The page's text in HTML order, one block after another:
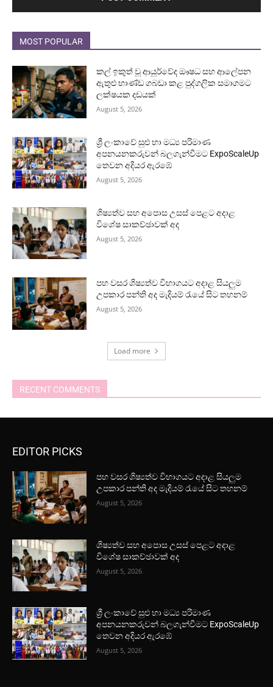
MOST POPULAR
කල් ඉකුත් වූ ආයුර්වේද ඖෂධ සහ ආලේපන
ඇතුළු භාණ්ඩ ගබඩා කළ පුද්ගලික සමාගමට
ලක්ෂයක දඩයක්
August 5, 2026
ශ්‍රී ලංකාවේ සුළු හා මධ්‍ය පරිමාණ
අපනයනකරුවන් බලගැන්වීමට ExpoScaleUp
තෙවන අදියර ඇරඹේ
August 5, 2026
ශිෂ්‍යත්ව සහ අපොස උසස් පෙළට අදාළ
විශේෂ සාකච්ඡාවක් අද
August 5, 2026
පහ වසර ශිෂ්‍යත්ව විභාගයට අදාළ සියලුම
උපකාර පන්ති අද මැදියම් රැයේ සිට තහනම්
August 5, 2026
Load more
RECENT COMMENTS
EDITOR PICKS
පහ වසර ශිෂ්‍යත්ව විභාගයට අදාළ සියලුම
උපකාර පන්ති අද මැදියම් රැයේ සිට තහනම්
August 5, 2026
ශිෂ්‍යත්ව සහ අපොස උසස් පෙළට අදාළ
විශේෂ සාකච්ඡාවක් අද
August 5, 2026
ශ්‍රී ලංකාවේ සුළු හා මධ්‍ය පරිමාණ
අපනයනකරුවන් බලගැන්වීමට ExpoScaleUp
තෙවන අදියර ඇරඹේ
August 5, 2026